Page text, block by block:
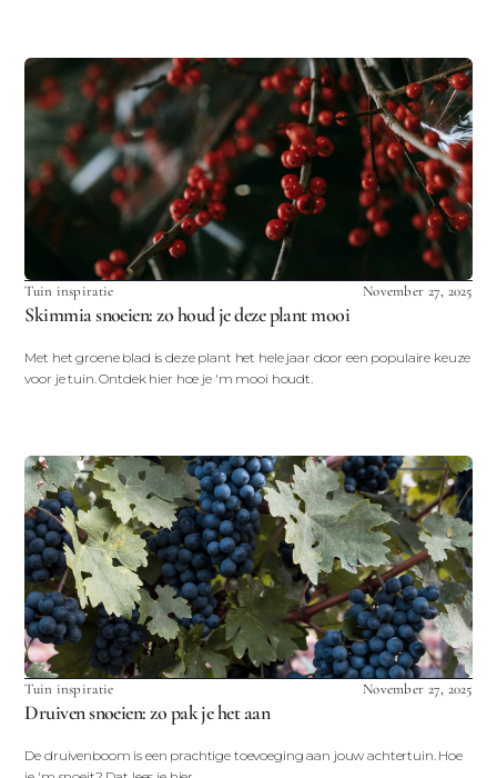
Tuin inspiratie November 27, 2025
Skimmia snoeien: zo houd je deze plant mooi
Met het groene blad is deze plant het hele jaar door een populaire keuze
voor je tuin. Ontdek hier hoe je 'm mooi houdt.
Tuin inspiratie November 27, 2025
Druiven snoeien: zo pak je het aan
De druivenboom is een prachtige toevoeging aan jouw achtertuin. Hoe